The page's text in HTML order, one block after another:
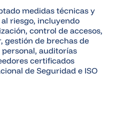
medidas técnicas y
riesgo, incluyendo
control de accesos,
de brechas de
auditorías
certificados
de Seguridad e ISO